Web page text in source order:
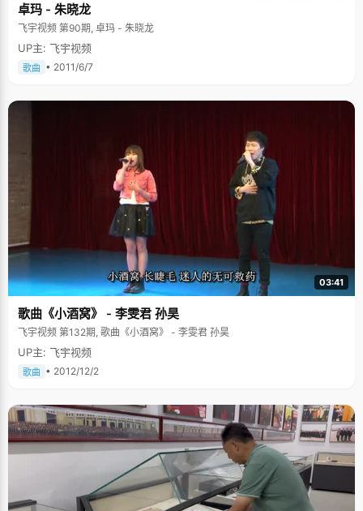
卓玛 - 朱晓龙
飞宇视频 第90期, 卓玛 - 朱晓龙
UP主: 飞宇视频
歌曲 • 2011/6/7
03:41
歌曲《小酒窝》 - 李雯君 孙昊
飞宇视频 第132期, 歌曲《小酒窝》 - 李雯君 孙昊
UP主: 飞宇视频
歌曲 • 2012/12/2